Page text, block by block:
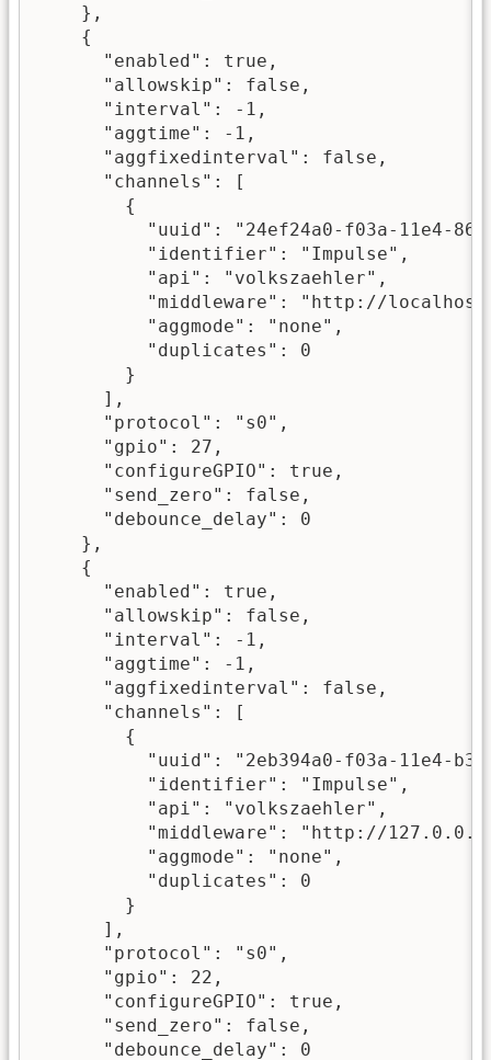
    },
    {
      "enabled": true,
      "allowskip": false,
      "interval": -1,
      "aggtime": -1,
      "aggfixedinterval": false,
      "channels": [
        {
"uuid": "24ef24a0-f03a-11e4-
          "identifier": "Impulse",
          "api": "volkszaehler",
"middleware": "http://
          "aggmode": "none",
          "duplicates": 0
        }
      ],
      "protocol": "s0",
      "gpio": 27,
      "configureGPIO": true,
      "send_zero": false,
      "debounce_delay": 0
    },
    {
      "enabled": true,
      "allowskip": false,
      "interval": -1,
      "aggtime": -1,
      "aggfixedinterval": false,
      "channels": [
        {
"uuid": "2eb394a0-f03a-11e4-
          "identifier": "Impulse",
          "api": "volkszaehler",
"middleware": "http://
          "aggmode": "none",
          "duplicates": 0
        }
      ],
      "protocol": "s0",
      "gpio": 22,
      "configureGPIO": true,
      "send_zero": false,
      "debounce_delay": 0